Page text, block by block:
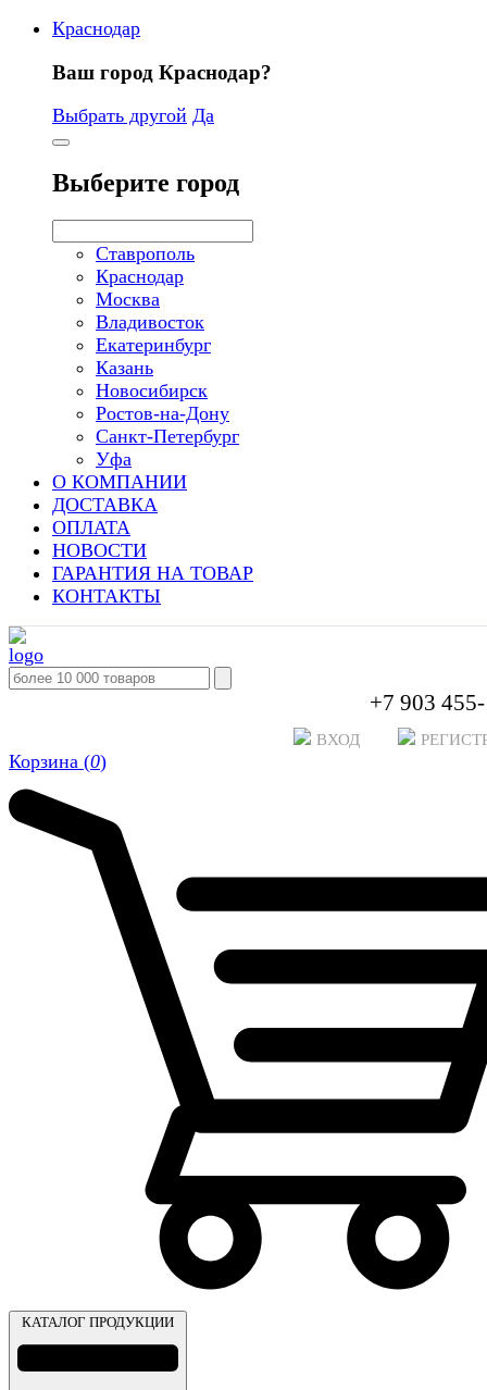
Краснодар
Ваш город Краснодар?
Выбрать другой Да
Выберите город
Ставрополь
Краснодар
Москва
Владивосток
Екатеринбург
Казань
Новосибирск
Ростов-на-Дону
Санкт-Петербург
Уфа
О КОМПАНИИ
ДОСТАВКА
ОПЛАТА
НОВОСТИ
ГАРАНТИЯ НА ТОВАР
КОНТАКТЫ
+7 903
ВХОД
Корзина (0)
КАТАЛОГ ПРОДУКЦИИ